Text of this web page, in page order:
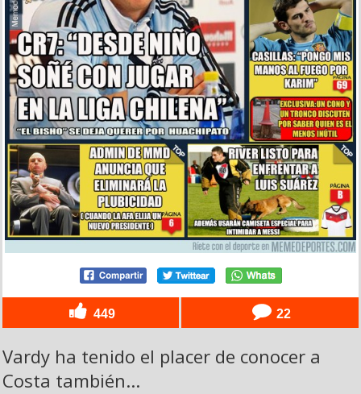
449 22
Vardy ha tenido el placer de conocer a
Costa también...